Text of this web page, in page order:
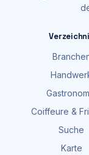
Coiffeure &
Suche
Karte